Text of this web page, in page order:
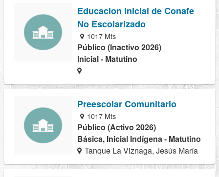
Educacion Inicial de Conafe
No Escolarizado
1017 Mts
Público (Inactivo 2026)
Inicial - Matutino
Preescolar Comunitario
1017 Mts
Público (Activo 2026)
Básica, Inicial Indígena - Matutino
Tanque La Viznaga, Jesús María